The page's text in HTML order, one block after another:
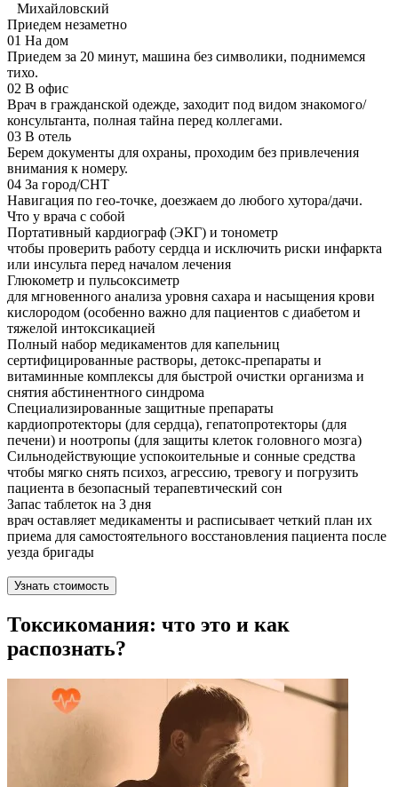
Михайловский
Приедем незаметно
01 На дом
Приедем за 20 минут, машина без символики, поднимемся
тихо.
02 В офис
Врач в гражданской одежде, заходит под видом знакомого/
консультанта, полная тайна перед коллегами.
03 В отель
Берем документы для охраны, проходим без привлечения
внимания к номеру.
04 За город/СНТ
Навигация по гео-точке, доезжаем до любого хутора/дачи.
Что у врача с собой
Портативный кардиограф (ЭКГ) и тонометр
чтобы проверить работу сердца и исключить риски инфаркта
или инсульта перед началом лечения
Глюкометр и пульсоксиметр
для мгновенного анализа уровня сахара и насыщения крови
кислородом (особенно важно для пациентов с диабетом и
тяжелой интоксикацией
Полный набор медикаментов для капельниц
сертифицированные растворы, детокс-препараты и
витаминные комплексы для быстрой очистки организма и
снятия абстинентного синдрома
Специализированные защитные препараты
кардиопротекторы (для сердца), гепатопротекторы (для
печени) и ноотропы (для защиты клеток головного мозга)
Сильнодействующие успокоительные и сонные средства
чтобы мягко снять психоз, агрессию, тревогу и погрузить
пациента в безопасный терапевтический сон
Запас таблеток на 3 дня
врач оставляет медикаменты и расписывает четкий план их
приема для самостоятельного восстановления пациента после
уезда бригады
Узнать стоимость
Токсикомания: что это и как
распознать?